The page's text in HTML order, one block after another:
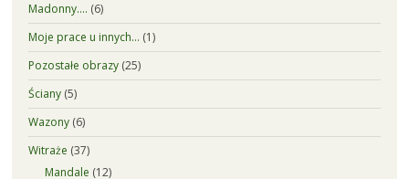
Madonny…. (6)
Moje prace u innych… (1)
Pozostałe obrazy(25)
Ściany(5)
Wazony(6)
Witraże (37)
Mandale (12)